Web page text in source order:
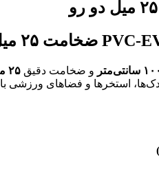
و ضخامت دقیق ۲۵ میلی‌متر
استخرها و فضاهای ورزشی با